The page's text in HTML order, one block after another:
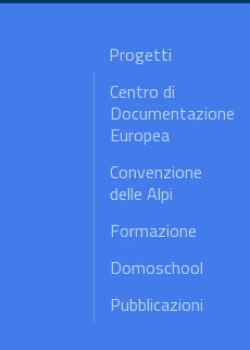
Progetti
Centro di
Documentazione
Europea
Convenzione
delle Alpi
Formazione
Domoschool
Pubblicazioni